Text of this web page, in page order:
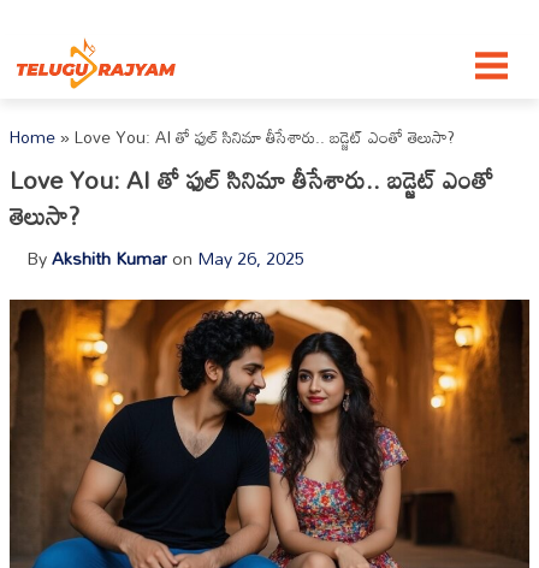
Home»Love You: AI తో ఫుల్ సినిమా తీసేశారు.. బడ్జెట్ ఎంతో తెలుసా?
Love You: AI తో ఫుల్ సినిమా తీసేశారు.. బడ్జెట్ ఎంతో
తెలుసా?
ByAkshith Kumaron May 26, 2025